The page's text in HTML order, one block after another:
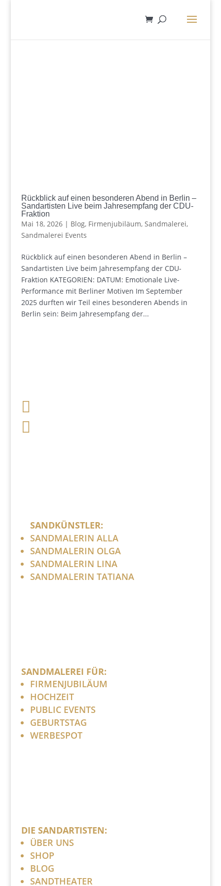
Rückblick auf einen besonderen Abend in Berlin –
Sandartisten Live beim Jahresempfang der CDU-
Fraktion
Mai 18, 2026| Blog, Firmenjubiläum, Sandmalerei,
Sandmalerei Events
Rückblick auf einen besonderen Abend in Berlin –
Sandartisten Live beim Jahresempfang der CDU-
Fraktion KATEGORIEN: DATUM: Emotionale Live-
Performance mit Berliner Motiven Im September
2025 durften wir Teil eines besonderen Abends in
Berlin sein: Beim Jahresempfang der...


SANDKÜNSTLER:
SANDMALERIN ALLA
SANDMALERIN OLGA
SANDMALERIN LINA
SANDMALERIN TATIANA
SANDMALEREI FÜR:
FIRMENJUBILÄUM
HOCHZEIT
PUBLIC EVENTS
GEBURTSTAG
WERBESPOT
DIE SANDARTISTEN:
ÜBER UNS
SHOP
BLOG
SANDTHEATER